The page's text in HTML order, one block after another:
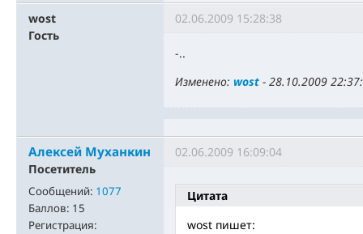
wost
Гость
02.06.2009 15:28:38
-..
Изменено: wost - 28.10.2009
Алексей Муханкин
Посетитель
Сообщений: 1077
Баллов: 15
Регистрация:
02.06.2009 16:09:04
Цитата
wost пишет: